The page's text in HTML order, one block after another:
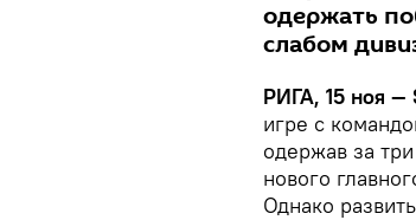
одержать
слабом
РИГА, 15 ноя —
игре с
одержав за
нового
Однако